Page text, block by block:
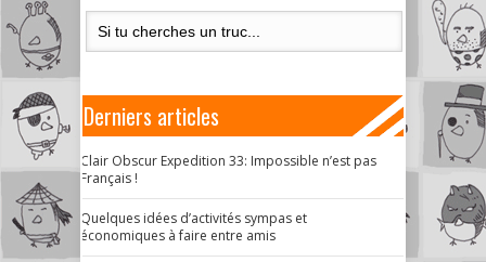
Derniers articles
Clair Obscur Expedition 33: Impossible n’est pas
Français !
Quelques idées d’activités sympas et
économiques à faire entre amis